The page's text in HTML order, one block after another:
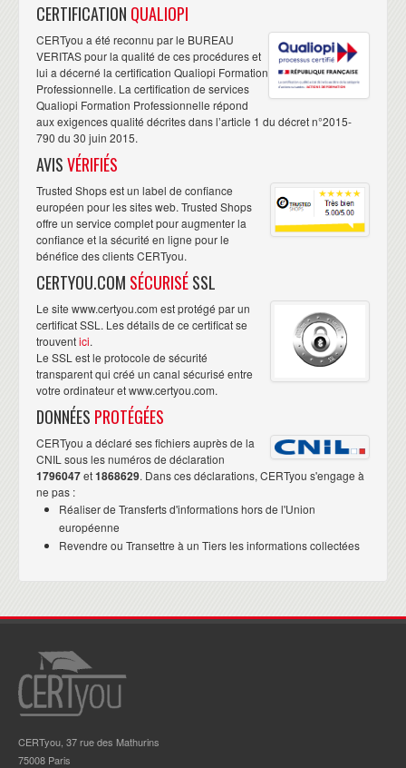
CERTIFICATION QUALIOPI
CERTyou a été reconnu par le BUREAU
VERITAS pour la qualité de ces procédures et
lui a décerné la certification Qualiopi Formation
Professionnelle. La certification de services
Qualiopi Formation Professionnelle répond
aux exigences qualité décrites dans l’article 1 du décret n°2015-
790 du 30 juin 2015.
AVISVÉRIFIÉS
Trusted Shops est un label de confiance
européen pour les sites web. Trusted Shops
offre un service complet pour augmenter la
confiance et la sécurité en ligne pour le
bénéfice des clients CERTyou.
CERTYOU.COM SÉCURISÉSSL
Le site www.certyou.com est protégé par un
certificat SSL. Les détails de ce certificat se
trouventici.
Le SSL est le protocole de sécurité
transparent qui créé un canal sécurisé entre
votre ordinateur et www.certyou.com.
DONNÉES PROTÉGÉES
CERTyou a déclaré ses fichiers auprès de la
CNIL sous les numéros de déclaration
1796047et1868629. Dans ces déclarations, CERTyou s'engage à
ne pas :
Réaliser de Transferts d'informations hors de l'Union
européenne
Revendre ou Transettre à un Tiers les informations collectées
CERTyou, 37 rue des Mathurins
75008 Paris